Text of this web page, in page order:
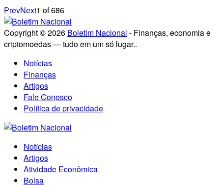
PrevNext1 of686
Copyright © 2026 Boletim Nacional - Finanças, economia e
criptomoedas — tudo em um só lugar..
Notícias
Finanças
Artigos
Fale Conosco
Política de privacidade
Notícias
Artigos
Atividade Econômica
Bolsa